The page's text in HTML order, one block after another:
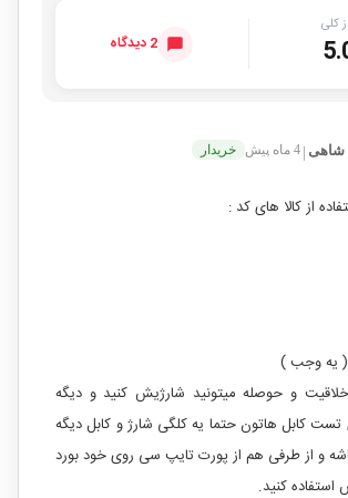
کلی
2 دیدگاه
شاهی 4 ماه پیش خریدار
از کالا های کد :
و حوصله میتونید شارژیش کنید و دیگه
تست کابل هاتون حتما یه کلگی شارژ و کابل دیگه
و از طرفی هم از پورت تایپ سی روی خود بورد
استفاده کنید.